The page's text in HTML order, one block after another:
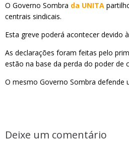
O Governo Sombra da UNITA
centrais sindicais.
Esta greve poderá acontecer devido
As declarações foram feitas pelo
estão na base da perda do poder de
O mesmo Governo Sombra defende
Deixe um comentário